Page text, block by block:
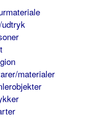
materialer